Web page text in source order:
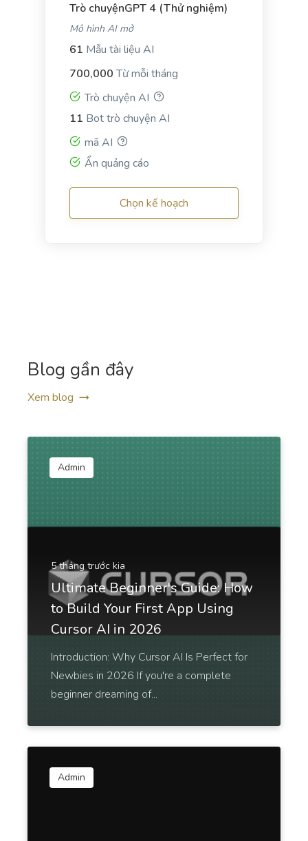
your Facebook Ads stand out.
Google Ad Titles
Creating ads with unique and appealing titles that
entice people to click on your ad and purchase
from your site.
LinkedIn Ad Headlines
Attention-grabbing, click-inducing, and high-
LinkedIn Ad Descriptions
Professional and eye-catching ad descriptions that
Notification messages for your apps, websites, and
mobile devices that keep users coming back for
Trò chuyệnGPT 4 (Thử nghiệm)
Mô hình AI mở
61 Mẫu tài liệu AI
700,000Từ mỗi tháng
Trò chuyện AI
11 Bot trò chuyện AI
mã AI
Ẩn quảng cáo
Chọn kế hoạch
Blog gần đây
Xem blog
Admin
5 tháng trước kia
Ultimate Beginner's Guide: How
to Build Your First App Using
Cursor AI in 2026
Introduction: Why Cursor AI Is Perfect for
Newbies in 2026 If you're a complete
beginner dreaming of...
Admin